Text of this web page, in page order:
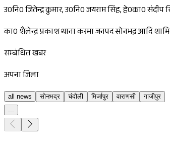
उ0नि0 जितेन्द्र कुमार, उ0नि0 जयराम सिंह, हे0का0
का0 शैलेन्द्र प्रकाश थाना करमा जनपद सोनभद्र आदि
सम्बंधित खबर
अपना जिला
all news सोनभद्र चंदौली मिर्जापुर वाराणसी
गाजीपुर
...